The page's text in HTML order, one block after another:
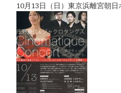
10月13日（日）東京浜離宮朝